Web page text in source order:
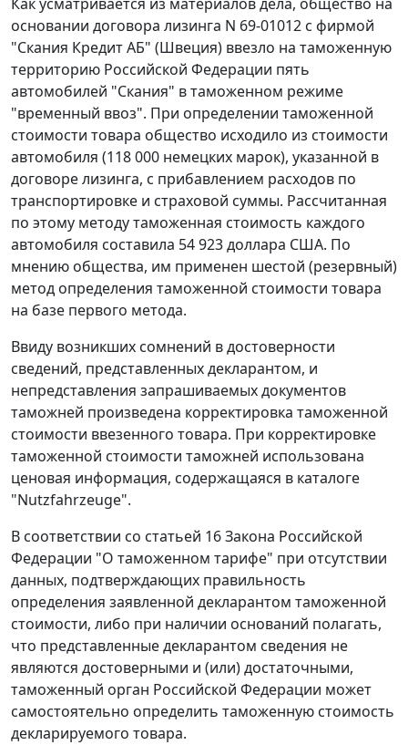
основании договора лизинга N 69-01012 с фирмой
"Скания Кредит АБ" (Швеция) ввезло на таможенную
территорию Российской Федерации пять
автомобилей "Скания" в таможенном режиме
"временный ввоз". При определении таможенной
стоимости товара общество исходило из стоимости
автомобиля (118 000 немецких марок), указанной в
договоре лизинга, с прибавлением расходов по
транспортировке и страховой суммы. Рассчитанная
по этому методу таможенная стоимость каждого
автомобиля составила 54 923 доллара США. По
мнению общества, им применен шестой (резервный)
метод определения таможенной стоимости товара
на базе первого метода.
Ввиду возникших сомнений в достоверности
сведений, представленных декларантом, и
непредставления запрашиваемых документов
таможней произведена корректировка таможенной
стоимости ввезенного товара. При корректировке
таможенной стоимости таможней использована
ценовая информация, содержащаяся в каталоге
"Nutzfahrzeuge".
В соответствии со статьей 16Закона Российской
Федерации "О таможенном тарифе" при отсутствии
данных, подтверждающих правильность
определения заявленной декларантом таможенной
стоимости, либо при наличии оснований полагать,
что представленные декларантом сведения не
являются достоверными и (или) достаточными,
таможенный орган Российской Федерации может
самостоятельно определить таможенную стоимость
декларируемого товара.